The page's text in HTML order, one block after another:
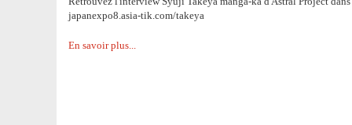
japanexpo8.asia-tik.com/takeya
En savoir plus...